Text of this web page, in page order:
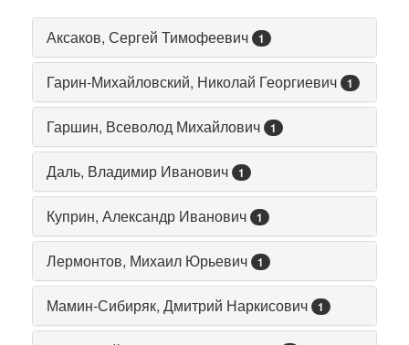
Аксаков, Сергей Тимофеевич 1
Гарин-Михайловский, Николай Георгиевич 1
Гаршин, Всеволод Михайлович 1
Даль, Владимир Иванович 1
Куприн, Александр Иванович 1
Лермонтов, Михаил Юрьевич 1
Мамин-Сибиряк, Дмитрий Наркисович 1